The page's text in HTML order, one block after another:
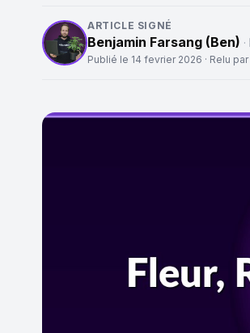
ARTICLE SIGNÉ
Benjamin Farsang (Ben) ·
Publié le 14 fevrier 2026 · Relu